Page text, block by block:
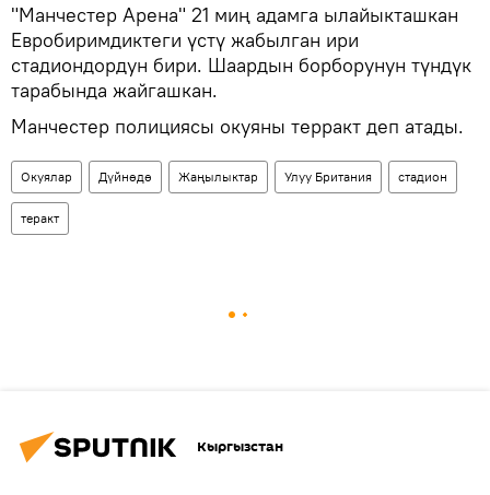
​"Манчестер Арена" 21 миң адамга ылайыкташкан
Евробиримдиктеги үстү жабылган ири
стадиондордун бири. Шаардын борборунун түндүк
тарабында жайгашкан.
Манчестер полициясы окуяны терракт деп атады.
Окуялар Дүйнөдө Жаңылыктар Улуу Британия стадион
теракт
Кыргызстан